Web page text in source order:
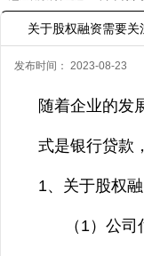
关于股权融资需要
发布时间： 2023-08-23
随着企业的发
式是银行贷款
1、关于股权
（1）公司